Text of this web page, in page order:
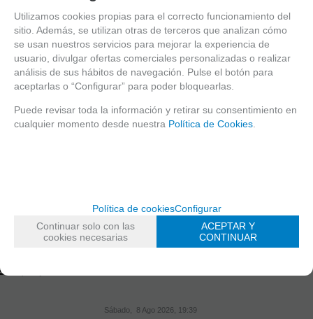
POLVOS ESPECIALES EFECTOS
SANGRE ARTIFICIAL
CARNE ARTIFICIAL
KITS
MASTIX REMOVER
EXPOSITORES
CURSOS
TIPOS DE PRODUTO
Sábado, 8 Ago 2026, 19:39
Utilizamos cookies propias para el correcto funcionamiento del
sitio. Además, se utilizan otras de terceros que analizan cómo
se usan nuestros servicios para mejorar la experiencia de
usuario, divulgar ofertas comerciales personalizadas o realizar
análisis de sus hábitos de navegación. Pulse el botón para
aceptarlas o “Configurar” para poder bloquearlas.
Puede revisar toda la información y retirar su consentimiento en
cualquier momento desde nuestra Política de Cookies
Política de cookiesConfigurar
Continuar solo con las
cookies necesarias
ACEPTAR Y
CONTINUAR